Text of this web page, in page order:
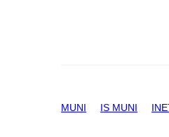
MUNI IS MUNI